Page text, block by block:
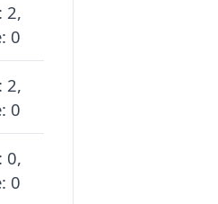
2,
0
2,
0
0,
0